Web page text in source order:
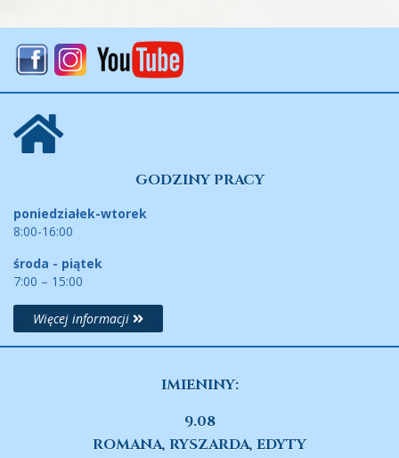
GODZINY PRACY
poniedziałek-wtorek
8:00-16:00
środa - piątek
7:00 – 15:00
Więcej informacji
IMIENINY:
9.08
ROMANA, RYSZARDA, EDYTY